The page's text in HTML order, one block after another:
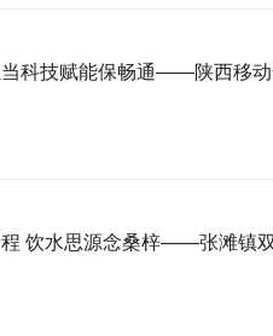
科技赋能保畅通——陕西移动
程 饮水思源念桑梓——张滩镇